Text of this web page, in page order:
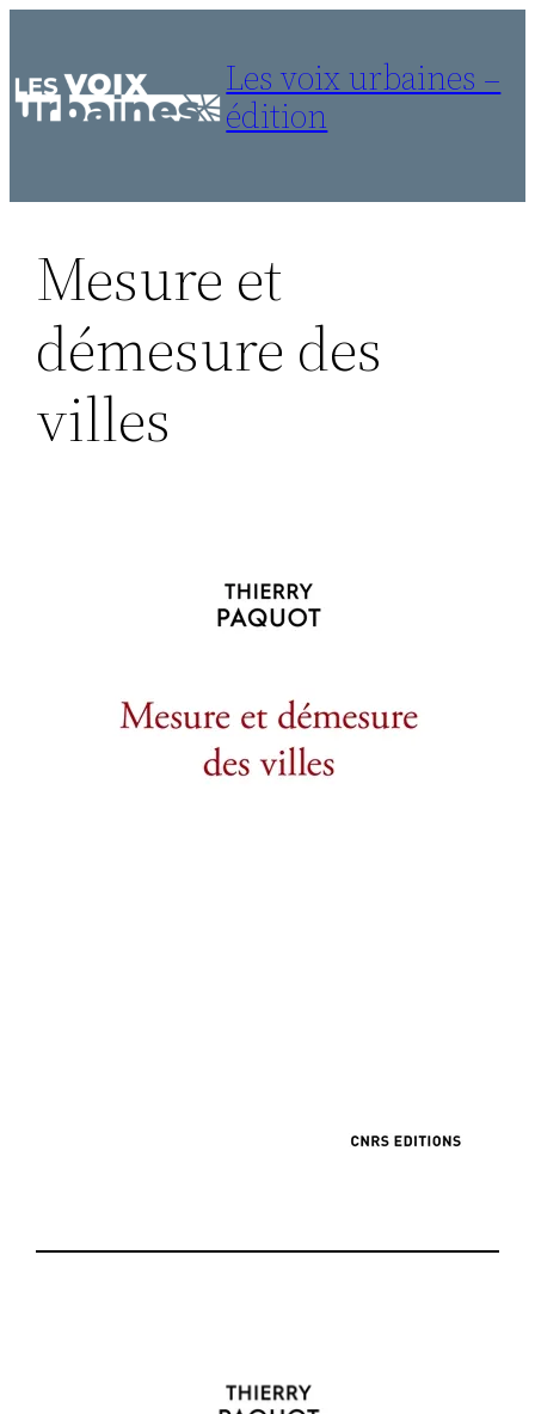
contenu
Les voix urbaines –
édition
Mesure et
démesure des
villes